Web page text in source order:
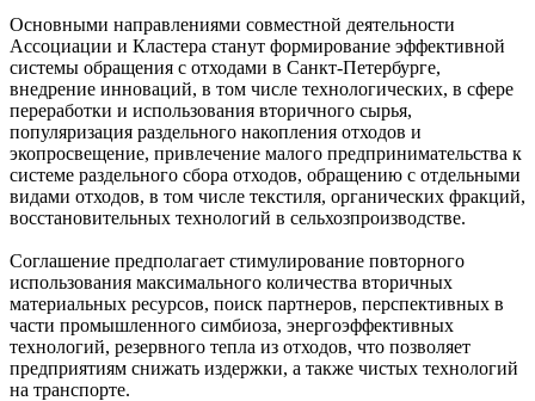
Основными направлениями совместной деятельности
Ассоциации и Кластера станут формирование эффективной
системы обращения с отходами в Санкт-Петербурге,
внедрение инноваций, в том числе технологических, в сфере
переработки и использования вторичного сырья,
популяризация раздельного накопления отходов и
экопросвещение, привлечение малого предпринимательства к
системе раздельного сбора отходов, обращению с отдельными
видами отходов, в том числе текстиля, органических фракций,
восстановительных технологий в сельхозпроизводстве.
Соглашение предполагает стимулирование повторного
использования максимального количества вторичных
материальных ресурсов, поиск партнеров, перспективных в
части промышленного симбиоза, энергоэффективных
технологий, резервного тепла из отходов, что позволяет
предприятиям снижать издержки, а также чистых технологий
на транспорте.